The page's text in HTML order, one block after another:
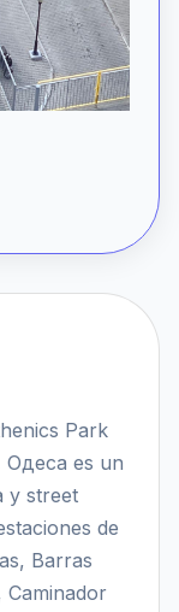
Park
Одеса es un
y street
de
Barras
Caminador